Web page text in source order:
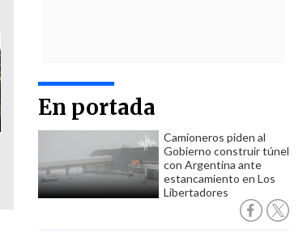
En portada
Camioneros piden al
Gobierno construir túnel
con Argentina ante
estancamiento en Los
Libertadores